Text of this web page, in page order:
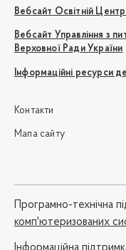
Вебсайт Освітній
Вебсайт Управління з
Верховної Ради України
Інформаційні ресурси
Контакти
Мапа сайту
Програмно-технічна
комп'ютеризованих
Iнформаційна